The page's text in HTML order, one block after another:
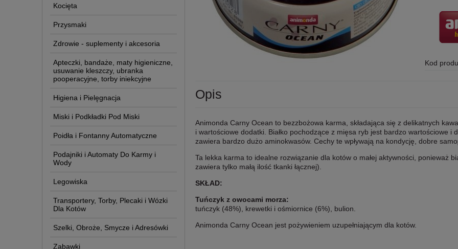
Kocięta
Przysmaki
Zdrowie - suplementy i akcesoria
Apteczki, bandaże, maty higieniczne,
usuwanie kleszczy, ubranka
pooperacyjne, torby iniekcyjne
Higiena i Pielęgnacja
Miski i Podkładki Pod Miski
Poidła i Fontanny Automatyczne
Podajniki i Automaty Do Karmy i
Wody
Legowiska
Transportery, Torby, Plecaki i Wózki
Dla Kotów
Szelki, Obroże, Smycze i Adresówki
Zabawki
Kod
Opis
Animonda Carny Ocean to bezzbożowa karma, składająca się z delikatnych
i wartościowe dodatki. Białko pochodzące z mięsa ryb jest bardzo wartościowe
zawiera bardzo dużo aminokwasów. Cechy te wpływają na kondycję, dobre
Ta lekka karma to idealne rozwiązanie dla kotów o małej aktywności, ponieważ
zawiera tylko małą ilość tkanki łącznej).
SKŁAD:
Tuńczyk z owocami morza:
tuńczyk (48%), krewetki i ośmiornice (6%), bulion.
Animonda Carny Ocean jest pożywieniem uzupełniającym dla kotów.